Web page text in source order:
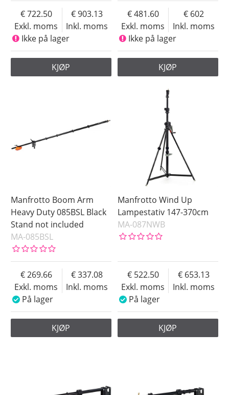
Exkl. moms
722.50
Inkl. moms
903.13
Ikke på lager
KJØP
Exkl. moms
481.60
Inkl. moms
602
Ikke på lager
KJØP
Manfrotto Boom Arm
Heavy Duty 085BSL Black
Stand not included
MA-085BSL
Exkl. moms
269.66
Inkl. moms
337.08
På lager
KJØP
Manfrotto Wind Up
Lampestativ 147-370cm
MA-087NWB
Exkl. moms
522.50
Inkl. moms
653.13
På lager
KJØP